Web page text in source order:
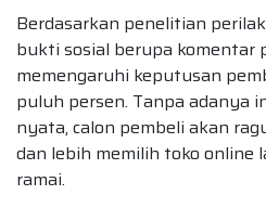
Berdasarkan penelitian
bukti sosial berupa komentar
memengaruhi keputusan
puluh persen. Tanpa adanya
nyata, calon pembeli akan
dan lebih memilih toko online
ramai.